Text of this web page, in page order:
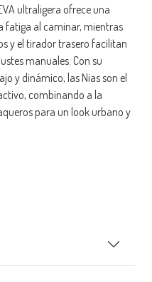
ultraligera ofrece una
fatiga al caminar, mientras
y el tirador trasero facilitan
manuales. Con su
y dinámico, las Nias son el
combinando a la
para un look urbano y